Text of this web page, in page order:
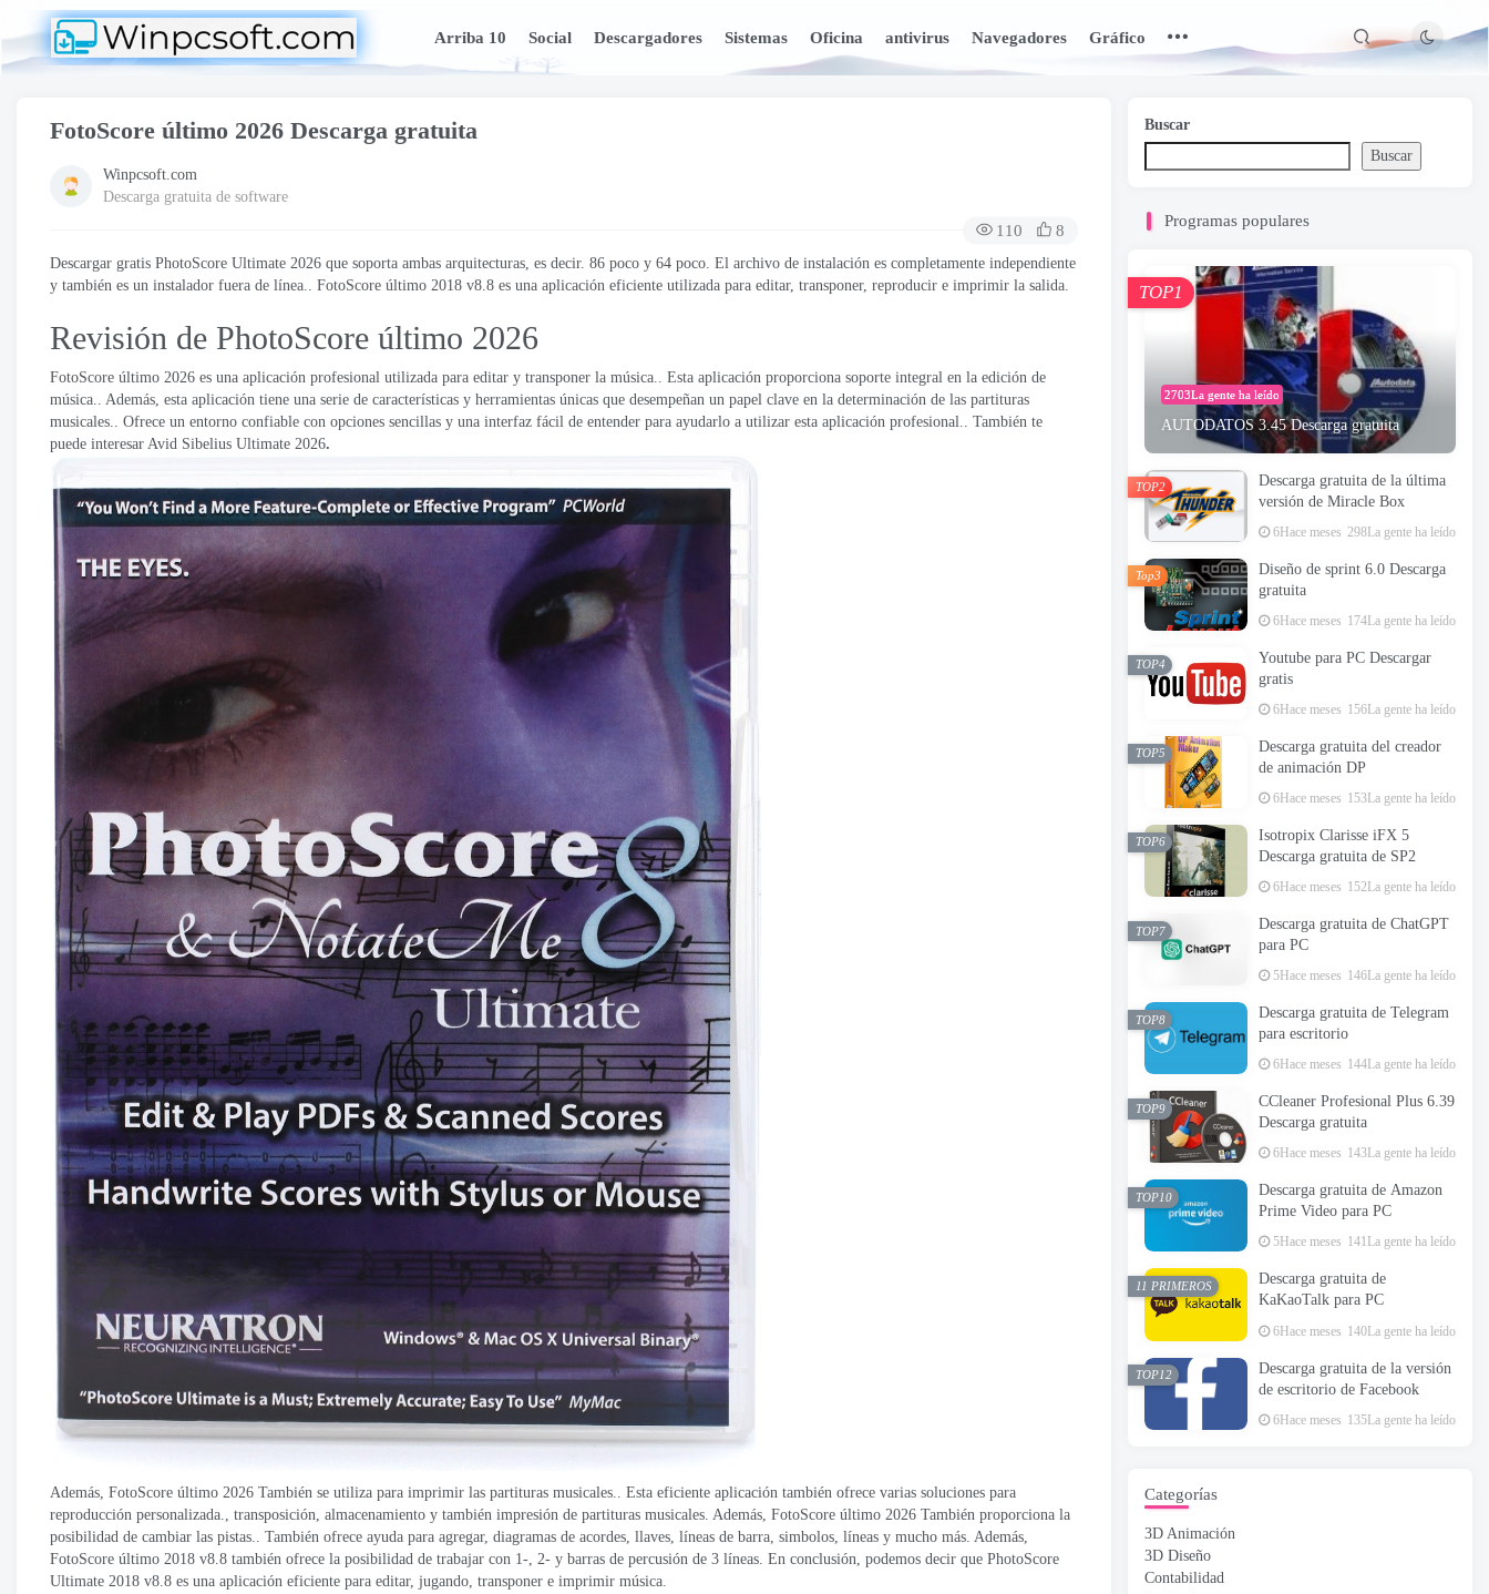
Arriba 10 Social Descargadores Sistemas Oficina antivirus Navegadores Gráfico
FotoScore último 2026 Descarga gratuita
Winpcsoft.com
Descarga gratuita de software
110 8
Descargar gratis PhotoScore Ultimate 2026 que soporta ambas arquitecturas, es decir. 86 poco y 64 poco. El archivo de instalación es completamente independiente
y también es un instalador fuera de línea.. FotoScore último 2018 v8.8 es una aplicación eficiente utilizada para editar, transponer, reproducir e imprimir la salida.
Revisión de PhotoScore último 2026
FotoScore último 2026 es una aplicación profesional utilizada para editar y transponer la música.. Esta aplicación proporciona soporte integral en la edición de
música.. Además, esta aplicación tiene una serie de características y herramientas únicas que desempeñan un papel clave en la determinación de las partituras
musicales.. Ofrece un entorno confiable con opciones sencillas y una interfaz fácil de entender para ayudarlo a utilizar esta aplicación profesional.. También te
puede interesar Avid Sibelius Ultimate 2026.
Además, FotoScore último 2026 También se utiliza para imprimir las partituras musicales.. Esta eficiente aplicación también ofrece varias soluciones para
reproducción personalizada., transposición, almacenamiento y también impresión de partituras musicales. Además, FotoScore último 2026 También proporciona la
posibilidad de cambiar las pistas.. También ofrece ayuda para agregar, diagramas de acordes, llaves, líneas de barra, simbolos, líneas y mucho más. Además,
FotoScore último 2018 v8.8 también ofrece la posibilidad de trabajar con 1-, 2- y barras de percusión de 3 líneas. En conclusión, podemos decir que PhotoScore
Ultimate 2018 v8.8 es una aplicación eficiente para editar, jugando, transponer e imprimir música.
Buscar
Buscar
Programas populares
2703La gente ha leído
AUTODATOS 3.45 Descarga gratuita
TOP1
Descarga gratuita de la última
versión de Miracle Box
6Hace meses 298La gente ha leído
TOP2
Diseño de sprint 6.0 Descarga
gratuita
6Hace meses 174La gente ha leído
Top3
Youtube para PC Descargar
gratis
6Hace meses 156La gente ha leído
TOP4
Descarga gratuita del creador
de animación DP
6Hace meses 153La gente ha leído
TOP5
Isotropix Clarisse iFX 5
Descarga gratuita de SP2
6Hace meses 152La gente ha leído
TOP6
Descarga gratuita de ChatGPT
para PC
5Hace meses 146La gente ha leído
TOP7
Descarga gratuita de Telegram
para escritorio
6Hace meses 144La gente ha leído
TOP8
CCleaner Profesional Plus 6.39
Descarga gratuita
6Hace meses 143La gente ha leído
TOP9
Descarga gratuita de Amazon
Prime Video para PC
5Hace meses 141La gente ha leído
TOP10
Descarga gratuita de
KaKaoTalk para PC
6Hace meses 140La gente ha leído
11 PRIMEROS
Descarga gratuita de la versión
de escritorio de Facebook
6Hace meses 135La gente ha leído
TOP12
Categorías
3D Animación
3D Diseño
Contabilidad